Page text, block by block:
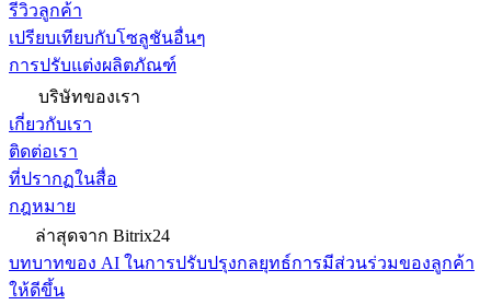
รีวิวลูกค้า
เปรียบเทียบกับโซลูชันอื่นๆ
การปรับแต่งผลิตภัณฑ์
บริษัทของเรา
เกี่ยวกับเรา
ติดต่อเรา
ที่ปรากฏในสื่อ
กฎหมาย
ล่าสุดจาก Bitrix24
บทบาทของ AI ในการปรับปรุงกลยุทธ์การมีส่วนร่วมของลูกค้า
ให้ดีขึ้น